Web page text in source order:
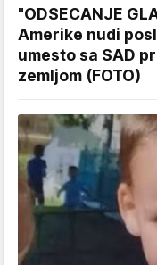
"ODSECANJE
Amerike nudi
umesto sa SAD
zemljom (FOTO)